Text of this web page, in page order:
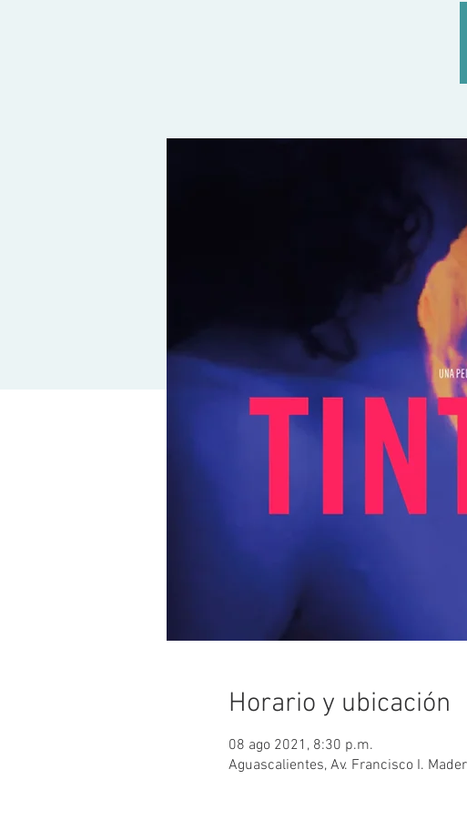
Horario y ubicación
08 ago 2021, 8:30 p.m.
Aguascalientes, Av. Francisco I.